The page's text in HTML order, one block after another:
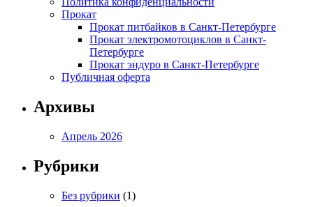
Прокат
Прокат питбайков в Санкт-Петербурге
Прокат электромотоциклов в Санкт-
Петербурге
Прокат эндуро в Санкт-Петербурге
Публичная оферта
Архивы
Апрель 2026
Рубрики
Без рубрики (1)